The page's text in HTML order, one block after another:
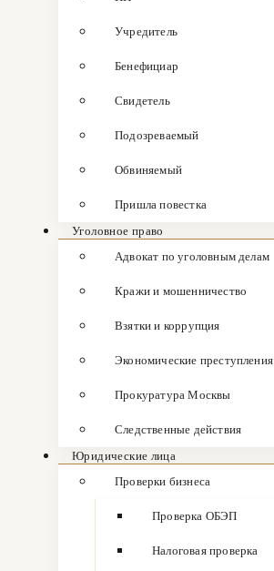
Учредитель
Бенефициар
Свидетель
Подозреваемый
Обвиняемый
Пришла повестка
Уголовное право
Адвокат по уголовным делам
Кражи и мошенничество
Взятки и коррупция
Экономические преступления
Прокуратура Москвы
Следственные действия
Юридические лица
Проверки бизнеса
Проверка ОБЭП
Налоговая проверка